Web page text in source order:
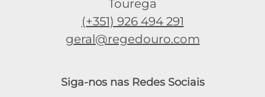
Tourega
(+351) 926 494 291
geral@regedouro.com
Siga-nos nas Redes Sociais